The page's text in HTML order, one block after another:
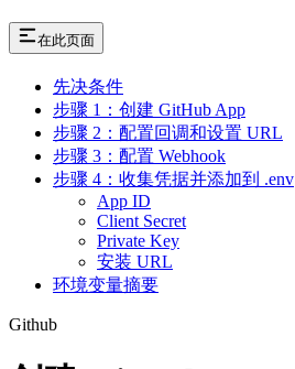
在此页面
先决条件
步骤 1：创建 GitHub App
步骤 2：配置回调和设置 URL
步骤 3：配置 Webhook
步骤 4：收集凭据并添加到 .env
App ID
Client Secret
Private Key
安装 URL
环境变量摘要
Github